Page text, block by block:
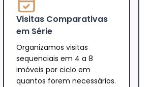
Visitas Comparativas
em Série
Organizamos visitas
sequenciais em 4 a 8
imóveis por ciclo em
quantos forem necessários.